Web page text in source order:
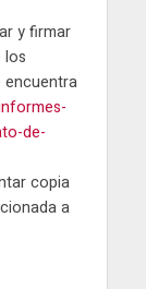
y firmar
los
encuentra
de-
copia
a